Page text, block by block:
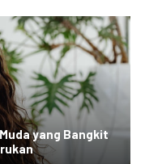
yang Bangkit